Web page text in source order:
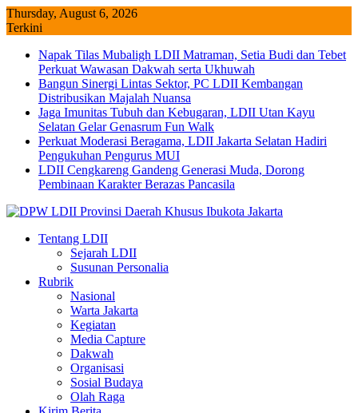
Skip
to
Thursday, August 6, 2026
Terkini
Napak Tilas Mubaligh LDII Matraman, Setia Budi dan Tebet
Perkuat Wawasan Dakwah serta Ukhuwah
Bangun Sinergi Lintas Sektor, PC LDII Kembangan
Distribusikan Majalah Nuansa
Jaga Imunitas Tubuh dan Kebugaran, LDII Utan Kayu
Selatan Gelar Genasrum Fun Walk
Perkuat Moderasi Beragama, LDII Jakarta Selatan Hadiri
Pengukuhan Pengurus MUI
LDII Cengkareng Gandeng Generasi Muda, Dorong
Pembinaan Karakter Berazas Pancasila
Tentang LDII
Sejarah LDII
Susunan Personalia
Rubrik
Nasional
Warta Jakarta
Kegiatan
Media Capture
Dakwah
Organisasi
Sosial Budaya
Olah Raga